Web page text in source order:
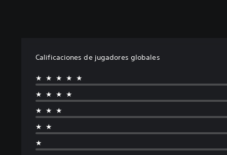
Calificaciones de jugadores globales
★★★★★
★★★★
★★★
★★
★